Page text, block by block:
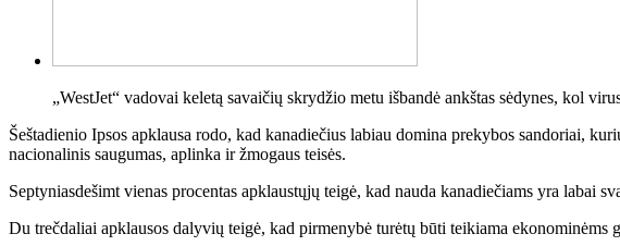
„WestJet“ vadovai keletą savaičių skrydžio metu išbandė ankštas sėdynes, kol
Šeštadienio Ipsos apklausa rodo, kad kanadiečius labiau domina prekybos sandoriai,
nacionalinis saugumas, aplinka ir žmogaus teisės.
Septyniasdešimt vienas procentas apklaustųjų teigė, kad nauda kanadiečiams yra labai
Du trečdaliai apklausos dalyvių teigė, kad pirmenybė turėtų būti teikiama ekonominėms